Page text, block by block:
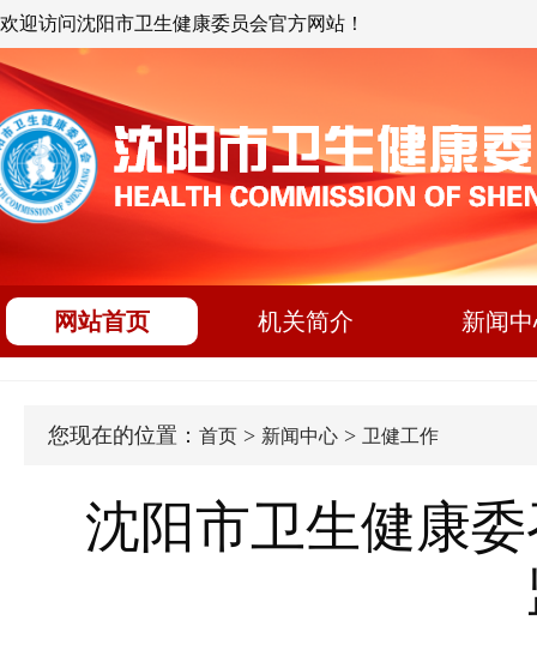
欢迎访问沈阳市卫生健康委员会官方网站！
网站首页 机关简介 新闻
您现在的位置： 首页 > 新闻中心 > 卫健工作
沈阳市卫生健康